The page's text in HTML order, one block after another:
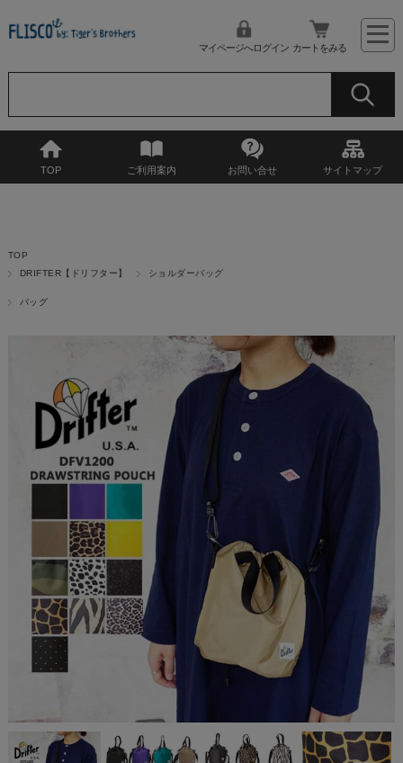
マイページへログイン カートをみる
TOP ご利用案内 お問い合せ サイトマップ
TOP
DRIFTER【ドリフター】
ショルダーバッグ
バッグ